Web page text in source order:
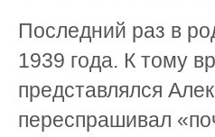
Последний раз в
1939 года. К тому
представлялся
переспрашивал